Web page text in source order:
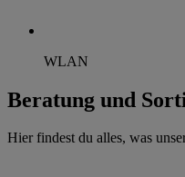
WLAN
Beratung und
Hier findest du alles, was